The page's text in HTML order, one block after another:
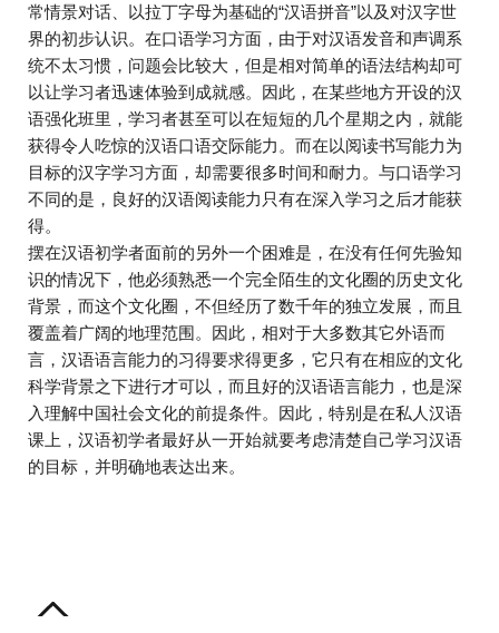
常情景对话、以拉丁字母为基础的“汉语拼音”以及对汉字世
界的初步认识。在口语学习方面，由于对汉语发音和声调系
统不太习惯，问题会比较大，但是相对简单的语法结构却可
以让学习者迅速体验到成就感。因此，在某些地方开设的汉
语强化班里，学习者甚至可以在短短的几个星期之内，就能
获得令人吃惊的汉语口语交际能力。而在以阅读书写能力为
目标的汉字学习方面，却需要很多时间和耐力。与口语学习
不同的是，良好的汉语阅读能力只有在深入学习之后才能获
得。
摆在汉语初学者面前的另外一个困难是，在没有任何先验知
识的情况下，他必须熟悉一个完全陌生的文化圈的历史文化
背景，而这个文化圈，不但经历了数千年的独立发展，而且
覆盖着广阔的地理范围。因此，相对于大多数其它外语而
言，汉语语言能力的习得要求得更多，它只有在相应的文化
科学背景之下进行才可以，而且好的汉语语言能力，也是深
入理解中国社会文化的前提条件。因此，特别是在私人汉语
课上，汉语初学者最好从一开始就要考虑清楚自己学习汉语
的目标，并明确地表达出来。